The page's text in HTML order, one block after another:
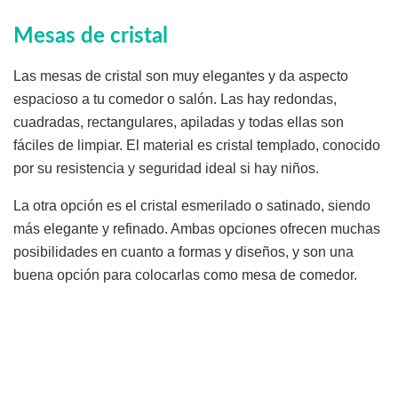
Mesas de cristal
Las mesas de cristal son muy elegantes y da aspecto
espacioso a tu comedor o salón. Las hay redondas,
cuadradas, rectangulares, apiladas y todas ellas son
fáciles de limpiar. El material es cristal templado, conocido
por su resistencia y seguridad ideal si hay niños.
La otra opción es el cristal esmerilado o satinado, siendo
más elegante y refinado. Ambas opciones ofrecen muchas
posibilidades en cuanto a formas y diseños, y son una
buena opción para colocarlas como mesa de comedor.